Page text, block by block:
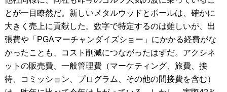
とが一目瞭然だ。新しいメタルウッドとボールは、確かに
大きく売上に貢献した。数字で特定するのは難しいが、出
張費や「PGAマーチャンダイズショー」にかかる経費がな
かったことも、コスト削減につながったはずだ。アクシネ
ットの販売費、一般管理費（マーケティング、旅費、接
待、コミッション、プログラム、その他の間接費を含む）